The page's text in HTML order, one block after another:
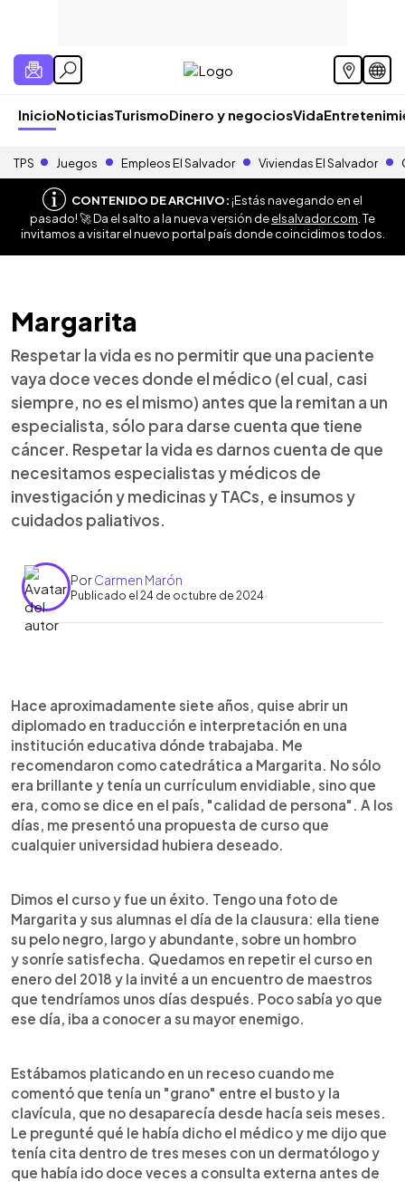
InicioNoticiasTurismoDinero y negociosVida
TPS Juegos Empleos El Salvador Viviendas El Salvador
CONTENIDO DE ARCHIVO:¡Estás navegando en el
pasado! 🚀 Da el salto a la nueva versión deelsalvador.com . Te
invitamos a visitar el nuevo portal país donde coincidimos todos.
Margarita
Respetar la vida es no permitir que una paciente
vaya doce veces donde el médico (el cual, casi
siempre, no es el mismo) antes que la remitan a un
especialista, sólo para darse cuenta que tiene
cáncer. Respetar la vida es darnos cuenta de que
necesitamos especialistas y médicos de
investigación y medicinas y TACs, e insumos y
cuidados paliativos.
PorCarmen Marón
Publicado el 24 de octubre de 2024
Escuchar artículo
Hace aproximadamente siete años, quise abrir un
diplomado en traducción e interpretación en una
institución educativa dónde trabajaba. Me
recomendaron como catedrática a Margarita. No sólo
era brillante y tenía un currículum envidiable, sino que
era, como se dice en el país, "calidad de persona". A los
días, me presentó una propuesta de curso que
cualquier universidad hubiera deseado.
Dimos el curso y fue un éxito. Tengo una foto de
Margarita y sus alumnas el día de la clausura: ella tiene
su pelo negro, largo y abundante, sobre un hombro
y sonríe satisfecha. Quedamos en repetir el curso en
enero del 2018 y la invité a un encuentro de maestros
que tendríamos unos días después. Poco sabía yo que
ese día, iba a conocer a su mayor enemigo.
Estábamos platicando en un receso cuando me
comentó que tenía un "grano" entre el busto y la
clavícula, que no desaparecía desde hacía seis meses.
Le pregunté qué le había dicho el médico y me dijo que
tenía cita dentro de tres meses con un dermatólogo y
que había ido doce veces a consulta externa antes de